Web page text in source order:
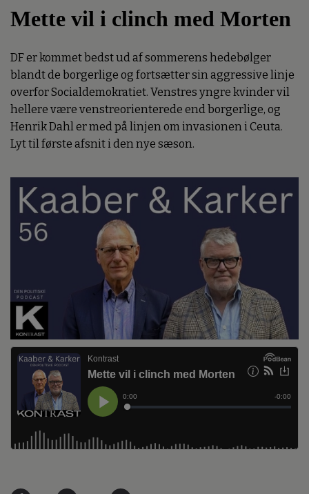
Mette vil i clinch med Morten
DF er kommet bedst ud af sommerens hedebølger
blandt de borgerlige og fortsætter sin aggressive linje
overfor Socialdemokratiet. Venstres yngre kvinder vil
hellere være venstreorienterede end borgerlige, og
Henrik Dahl er med på linjen om invasionen i Ceuta.
Lyt til første afsnit i den nye sæson.